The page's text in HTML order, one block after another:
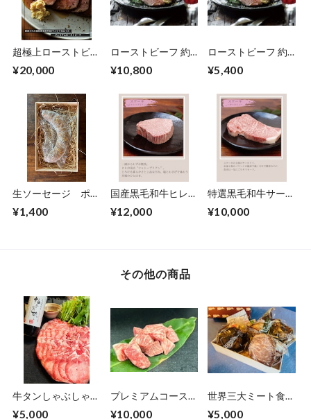
超極上ローストビー
ホール付き）
¥20,000
ローストビーフ 約
（タレ付き）
¥10,800
ローストビーフ 約
（タレ付き）
¥5,400
生ソーセージ ポー
KEFTA）【自家製・
¥1,400
国産黒毛和牛ヒレ
枚セット ステーキ
¥12,000
特選黒毛和牛サーロ
ット300ｇ～ステー
¥10,000
その他の商品
牛タンしゃぶしゃぶ
¥5,000
プレミアムコース
¥10,000
世界三大ミート食べ
¥5,000